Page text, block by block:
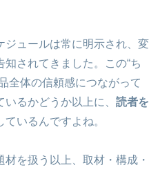
ジュールは常に明示され、変
されてきました。この“ち
全体の信頼感につながって
るかどうか以上に、 読者を
ているんですよね。
を扱う以上、取材・構成・